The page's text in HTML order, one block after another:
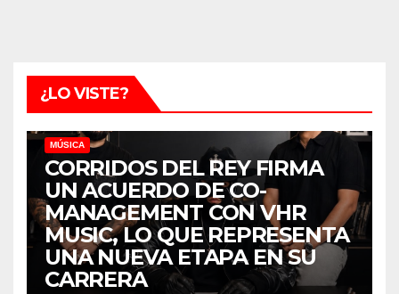
¿LO VISTE?
MÚSICA
CORRIDOS DEL REY FIRMA
UN ACUERDO DE CO-
MANAGEMENT CON VHR
MUSIC, LO QUE REPRESENTA
UNA NUEVA ETAPA EN SU
CARRERA